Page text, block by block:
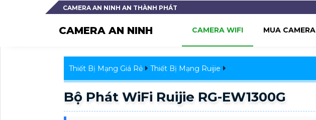
CAMERA AN NINH AN THÀNH PHÁT
CAMERA AN NINH CAMERA WIFI MUA CAMERA
Thiết Bị Mạng Giá Rẻ Thiết Bị Mạng Ruijie
Bộ Phát WiFi Ruijie RG-EW1300G